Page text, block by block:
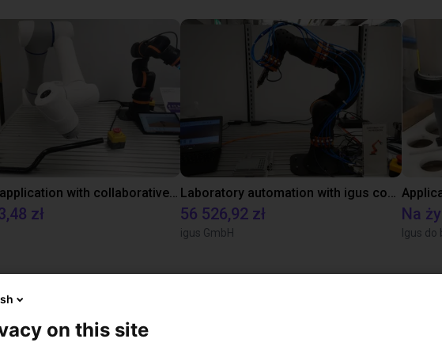
Gluing application with collaborative robot
zł
Laboratory automation with igus cobot ReBeL 6DOF
56 526,92 zł
igus GmbH
Na
Igus do
Pliki do pobrania
on this site